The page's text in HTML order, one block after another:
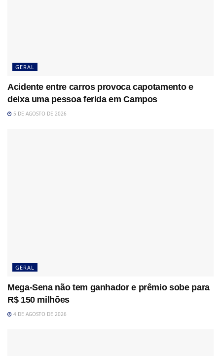
GERAL
Acidente entre carros provoca capotamento e
deixa uma pessoa ferida em Campos
5 DE AGOSTO DE 2026
GERAL
Mega-Sena não tem ganhador e prêmio sobe para
R$ 150 milhões
4 DE AGOSTO DE 2026